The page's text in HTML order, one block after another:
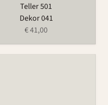
Teller 501
Dekor 041
€ 41,00